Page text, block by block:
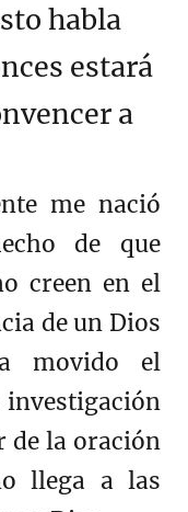
habla
estará
a
me nació
de que
creen en el
de un Dios
movido el
de la oración
llega a las